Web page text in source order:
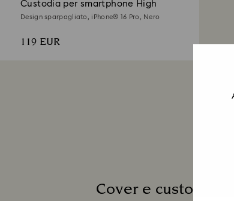
Custodia per smartphone High
Design sparpagliato, iPhone® 16 Pro, Nero
119 EUR
Cover e custodie